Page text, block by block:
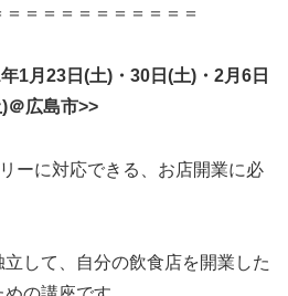
＝＝＝＝＝＝＝＝＝＝
1月23日(土)・30日(土)・2月6日
＠広島市>>
ーに対応できる、お店開業に必
して、自分の飲食店を開業した